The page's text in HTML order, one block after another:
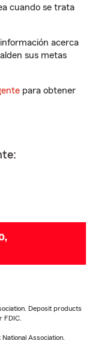
cuando se trata
acerca
sus metas
para obtener
Deposit products
FDIC.
Association,